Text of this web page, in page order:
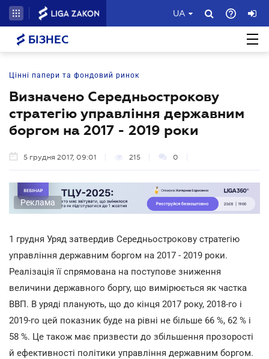
UA
БІЗНЕС
Цінні папери та фондовий ринок
Визначено Середньострокову
стратегію управління державним
боргом на 2017 - 2019 роки
5 грудня 2017, 09:01 215 0
Реклама
1 грудня Уряд затвердив Середньострокову стратегію
управління державним боргом на 2017 - 2019 роки.
Реалізація її спрямована на поступове зниження
величини державного боргу, що вимірюється як частка
ВВП. В уряді планують, що до кінця 2017 року, 2018-го і
2019-го цей показник буде на рівні не більше 66 %, 62 % і
58 %. Це також має призвести до збільшення прозорості
й ефективності політики управління державним боргом.